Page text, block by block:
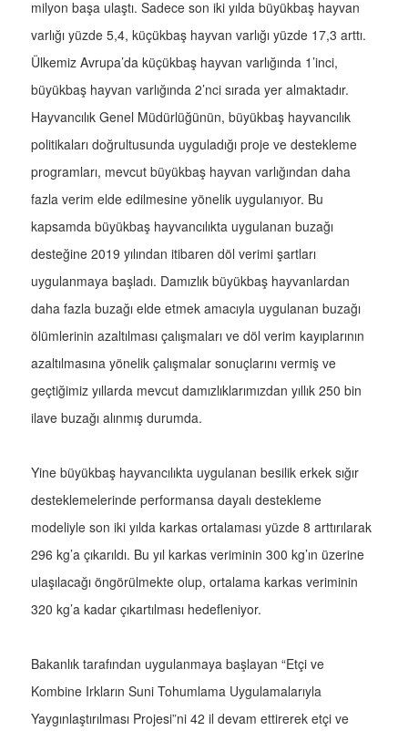
milyon başa ulaştı. Sadece son iki yılda büyükbaş hayvan
varlığı yüzde 5,4, küçükbaş hayvan varlığı yüzde 17,3 arttı.
Ülkemiz Avrupa’da küçükbaş hayvan varlığında 1’inci,
büyükbaş hayvan varlığında 2’nci sırada yer almaktadır.
Hayvancılık Genel Müdürlüğünün, büyükbaş hayvancılık
politikaları doğrultusunda uyguladığı proje ve destekleme
programları, mevcut büyükbaş hayvan varlığından daha
fazla verim elde edilmesine yönelik uygulanıyor. Bu
kapsamda büyükbaş hayvancılıkta uygulanan buzağı
desteğine 2019 yılından itibaren döl verimi şartları
uygulanmaya başladı. Damızlık büyükbaş hayvanlardan
daha fazla buzağı elde etmek amacıyla uygulanan buzağı
ölümlerinin azaltılması çalışmaları ve döl verim kayıplarının
azaltılmasına yönelik çalışmalar sonuçlarını vermiş ve
geçtiğimiz yıllarda mevcut damızlıklarımızdan yıllık 250 bin
ilave buzağı alınmış durumda.
Yine büyükbaş hayvancılıkta uygulanan besilik erkek sığır
desteklemelerinde performansa dayalı destekleme
modeliyle son iki yılda karkas ortalaması yüzde 8 arttırılarak
296 kg’a çıkarıldı. Bu yıl karkas veriminin 300 kg’ın üzerine
ulaşılacağı öngörülmekte olup, ortalama karkas veriminin
320 kg’a kadar çıkartılması hedefleniyor.
Bakanlık tarafından uygulanmaya başlayan “Etçi ve
Kombine Irkların Suni Tohumlama Uygulamalarıyla
Yaygınlaştırılması Projesi”ni 42 il devam ettirerek etçi ve